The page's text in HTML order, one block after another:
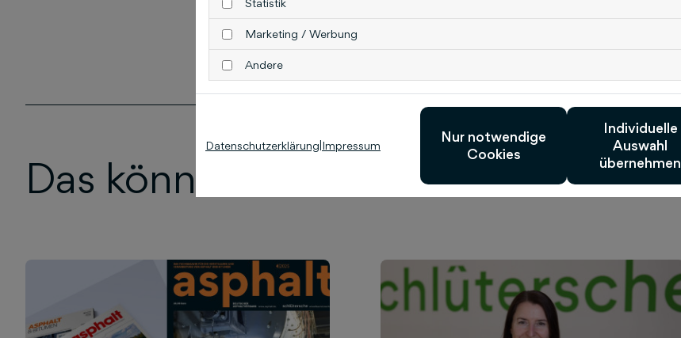
Das könnte Sie auch interessieren
Statistik
Marketing / Werbung
Andere
Datenschutzerklärung Impressum
Nur notwendige
Cookies
Individuelle
Auswahl
übernehmen